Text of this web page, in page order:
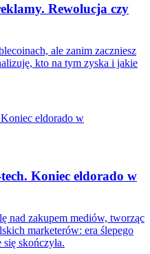
Rewolucja czy
ale zanim zaczniesz
kto na tym zyska i jakie
Koniec eldorado w
nad zakupem mediów, tworząc
marketerów: era ślepego
skończyła.